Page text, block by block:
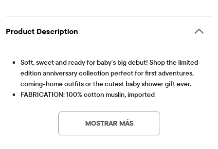
Product Description
Soft, sweet and ready for baby's big debut! Shop the limited-
edition anniversary collection perfect for first adventures,
coming-home outfits or the cutest baby shower gift ever.
FABRICATION: 100% cotton muslin, imported
LOVEY: Winnie the Pooh print with Winnie the Pooh plush at
MOSTRAR MÁS